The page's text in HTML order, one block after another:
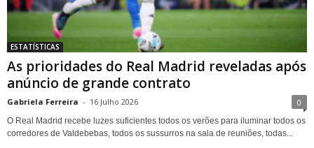
ESTATÍSTICAS
As prioridades do Real Madrid reveladas após
anúncio de grande contrato
Gabriela Ferreira - 16 Julho 2026 0
O Real Madrid recebe luzes suficientes todos os verões para iluminar todos os
corredores de Valdebebas, todos os sussurros na sala de reuniões, todas...